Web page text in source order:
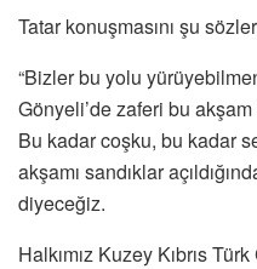
Tatar konuşmasını şu
“Bizler bu yolu
Gönyeli’de zaferi bu
Bu kadar coşku, bu kadar
akşamı sandıklar
diyeceğiz.
Halkımız Kuzey Kıbrıs